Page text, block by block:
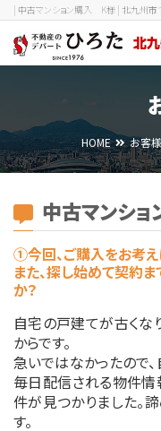
物件検索
北九州エリアガイド
会社案内
HOME お客
中古マンシ
①今回、ご購入をお考え
また、探し始めて契約
か？
自宅の戸建てが古くな
からです。
急いではなかったので
毎日配信される物件情
件が見つかりました。
す。